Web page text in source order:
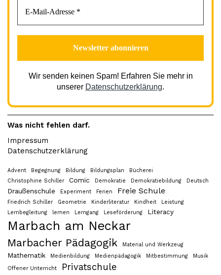
Wir senden keinen Spam! Erfahren Sie mehr in
unserer Datenschutzerklärung.
Was nicht fehlen darf.
Impressum
Datenschutzerklärung
Advent Begegnung Bildung Bildungsplan
Bücherei
Christophine Schiller
Comic Demokratie Demokratiebildung Deutsch
Draußenschule Experiment Ferien Freie Schule
Friedrich Schiller Geometrie Kinderliteratur Kindheit
Leistung
Lernbegleitung
lernen Lerngang Leseförderung Literacy
Marbach am Neckar
Marbacher Pädagogik Material und Werkzeug
Mathematik Medienbildung Medienpädagogik Mitbestimmung
Musik
Offener Unterricht
Privatschule